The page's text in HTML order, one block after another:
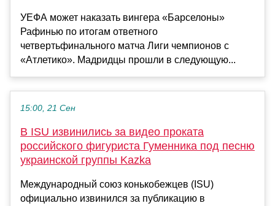
УЕФА может наказать вингера «Барселоны»
Рафинью по итогам ответного
четвертьфинального матча Лиги чемпионов с
«Атлетико». Мадридцы прошли в следующую...
15:00, 21 Сен
В ISU извинились за видео проката
российского фигуриста Гуменника под песню
украинской группы Kazka
Международный союз конькобежцев (ISU)
официально извинился за публикацию в